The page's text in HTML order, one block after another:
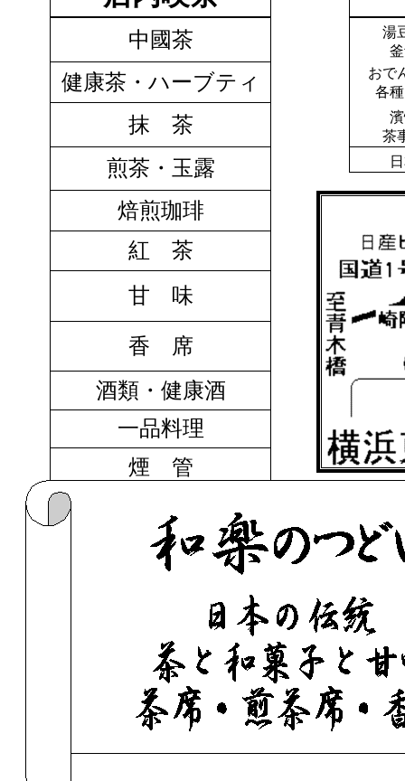
中國茶
湯
健康茶・ハーブティ
おで
各
抹 茶
茶
煎茶・玉露
焙煎珈琲
紅 茶
甘 味
香 席
酒類・健康酒
一品料理
煙 管